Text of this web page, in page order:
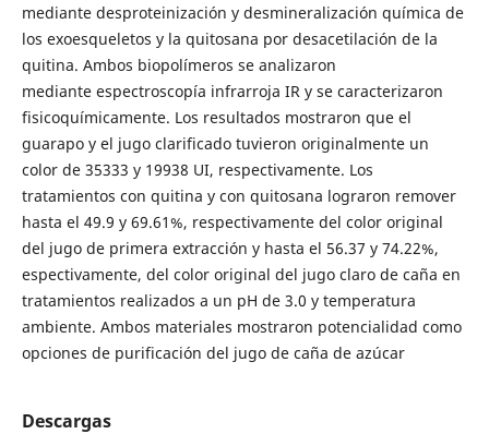
mediante desproteinización y desmineralización química de
los exoesqueletos y la quitosana por desacetilación de la
quitina. Ambos biopolímeros se analizaron
mediante espectroscopía infrarroja IR y se caracterizaron
fisicoquímicamente. Los resultados mostraron que el
guarapo y el jugo clarificado tuvieron originalmente un
color de 35333 y 19938 UI, respectivamente. Los
tratamientos con quitina y con quitosana lograron remover
hasta el 49.9 y 69.61%, respectivamente del color original
del jugo de primera extracción y hasta el 56.37 y 74.22%,
espectivamente, del color original del jugo claro de caña en
tratamientos realizados a un pH de 3.0 y temperatura
ambiente. Ambos materiales mostraron potencialidad como
opciones de purificación del jugo de caña de azúcar
Descargas